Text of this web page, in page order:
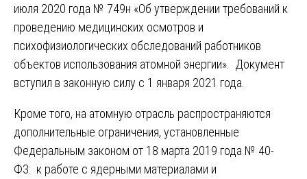
июля 2020 года № 749н «Об утверждении требований к
проведению медицинских осмотров и
психофизиологических обследований работников
объектов использования атомной энергии». Документ
вступил в законную силу с 1 января 2021 года.
Кроме того, на атомную отрасль распространяются
дополнительные ограничения, установленные
Федеральным законом от 18 марта 2019 года № 40-
ФЗ: к работе с ядерными материалами и